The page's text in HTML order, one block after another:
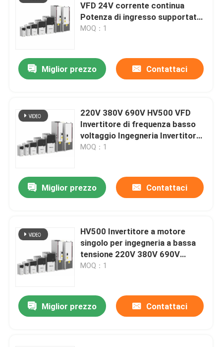
Contattaci
Notizie
azionamento variabile di frequenza del vfd
Convertitore di frequenza variabile
Invertitore di frequenza di vettore
Invertitore dell'azionamento di frequenza
Azionamento a frequenza variabile per gru
Stazione di ricarica per veicoli elettrici con
VFD 24V corrente continua
Potenza di ingresso supportata
2,2kw 560kw 380V 690V
MOQ：1
Miglior prezzo Contattaci
220V 380V 690V HV500 VFD
Invertitore di frequenza basso
voltaggio Ingegneria Invertitore
a un'unica trazione 2.2kw-560kw
MOQ：1
Miglior prezzo Contattaci
HV500 Invertitore a motore
singolo per ingegneria a bassa
tensione 220V 380V 690V
2.2kW~560kW
MOQ：1
Miglior prezzo Contattaci